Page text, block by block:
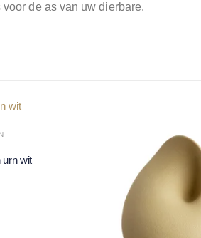
de as van uw dierbare.
urn wit